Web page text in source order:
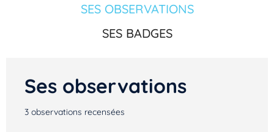
SES OBSERVATIONS
SES BADGES
Ses observations
3 observations recensées